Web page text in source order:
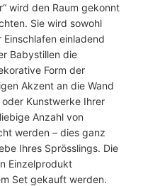
wird den Raum gekonnt
Sie wird sowohl
einladend
Babystillen die
Form der
Akzent an die Wand
Kunstwerke Ihrer
Anzahl von
werden – dies ganz
Ihres Sprösslings. Die
Einzelprodukt
Set gekauft werden.